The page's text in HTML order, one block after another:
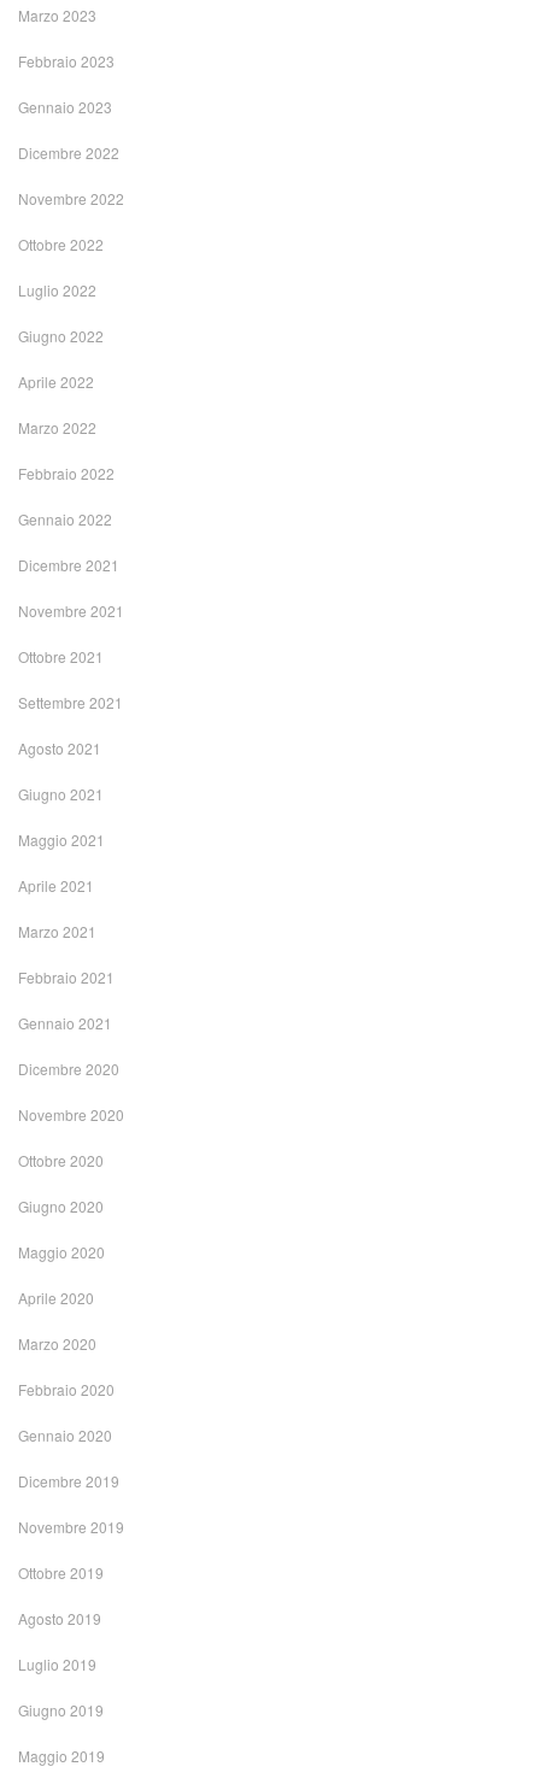
Marzo 2023
Febbraio 2023
Gennaio 2023
Dicembre 2022
Novembre 2022
Ottobre 2022
Luglio 2022
Giugno 2022
Aprile 2022
Marzo 2022
Febbraio 2022
Gennaio 2022
Dicembre 2021
Novembre 2021
Ottobre 2021
Settembre 2021
Agosto 2021
Giugno 2021
Maggio 2021
Aprile 2021
Marzo 2021
Febbraio 2021
Gennaio 2021
Dicembre 2020
Novembre 2020
Ottobre 2020
Giugno 2020
Maggio 2020
Aprile 2020
Marzo 2020
Febbraio 2020
Gennaio 2020
Dicembre 2019
Novembre 2019
Ottobre 2019
Agosto 2019
Luglio 2019
Giugno 2019
Maggio 2019